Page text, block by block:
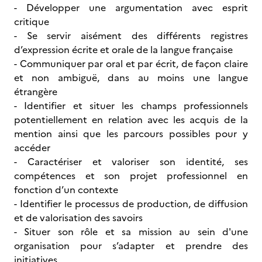
- Développer une argumentation avec esprit
critique
- Se servir aisément des différents registres
d’expression écrite et orale de la langue française
- Communiquer par oral et par écrit, de façon claire
et non ambiguë, dans au moins une langue
étrangère
- Identifier et situer les champs professionnels
potentiellement en relation avec les acquis de la
mention ainsi que les parcours possibles pour y
accéder
- Caractériser et valoriser son identité, ses
compétences et son projet professionnel en
fonction d’un contexte
- Identifier le processus de production, de diffusion
et de valorisation des savoirs
- Situer son rôle et sa mission au sein d'une
organisation pour s’adapter et prendre des